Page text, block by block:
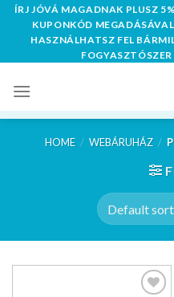
SkipÍRJ JÓVÁ MAGADNAK PLUSZ
KUPONKÓD
HASZNÁLHATSZ FEL
FOGYASZTÓSZER
HOME / WEBÁRUHÁZ /